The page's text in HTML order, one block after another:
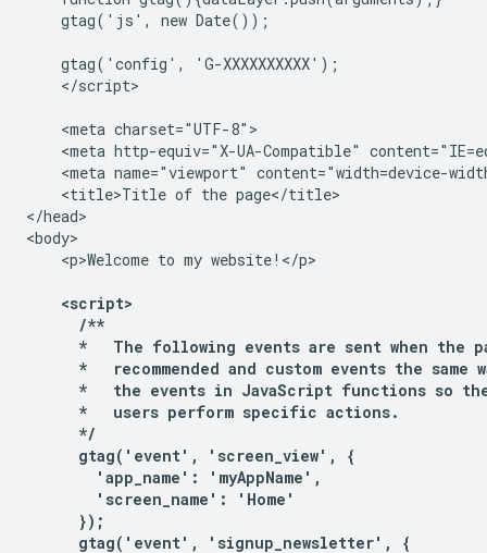
    gtag('js', new Date());
    gtag('config', 'G-XXXXXXXXXX');
    </script>
    <meta charset="UTF-8">
<meta http-equiv="X-UA-Compatible"
<meta name="viewport" content="width=device-
    <title>Title of the page</title>
</head>
<body>
    <p>Welcome to my website!</p>
    <script>
      /**
*   The following events are sent when the
*   recommended and custom events the same
*   the events in JavaScript functions so
      *   users perform specific actions.
      */
      gtag('event', 'screen_view', {
        'app_name': 'myAppName',
        'screen_name': 'Home'
      });
      gtag('event', 'signup_newsletter', {